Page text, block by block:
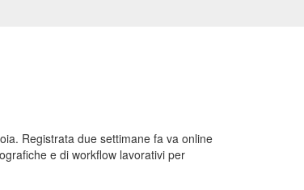
Registrata due settimane fa va online
e di workflow lavorativi per